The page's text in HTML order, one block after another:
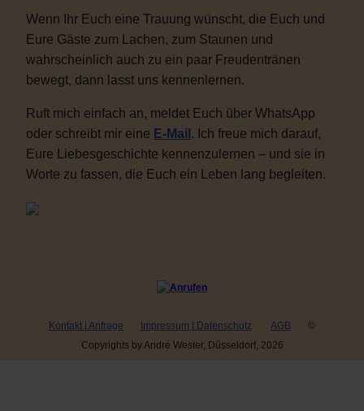
Wenn Ihr Euch eine Trauung wünscht, die Euch und
Eure Gäste zum Lachen, zum Staunen und
wahrscheinlich auch zu ein paar Freudentränen
bewegt, dann lasst uns kennenlernen.
Ruft mich einfach an, meldet Euch über WhatsApp
oder schreibt mir eine E-Mail . Ich freue mich darauf,
Eure Liebesgeschichte kennenzulernen – und sie in
Worte zu fassen, die Euch ein Leben lang begleiten.
Kontakt | Anfrage Impressum | Datenschutz AGB
©
Copyrights by André Wester, Düsseldorf, 2026